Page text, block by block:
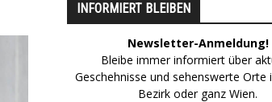
INFORMIERT BLEIBEN
Newsletter-Anmeldung!
Bleibe immer informiert über
Geschehnisse und sehenswerte Orte
Bezirk oder ganz Wien.